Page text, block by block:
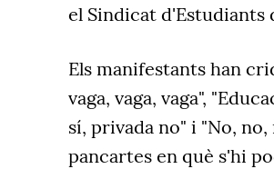
el Sindicat d'Estudiants
Els manifestants han
vaga, vaga, vaga",
sí, privada no" i "No,
pancartes en què s'hi